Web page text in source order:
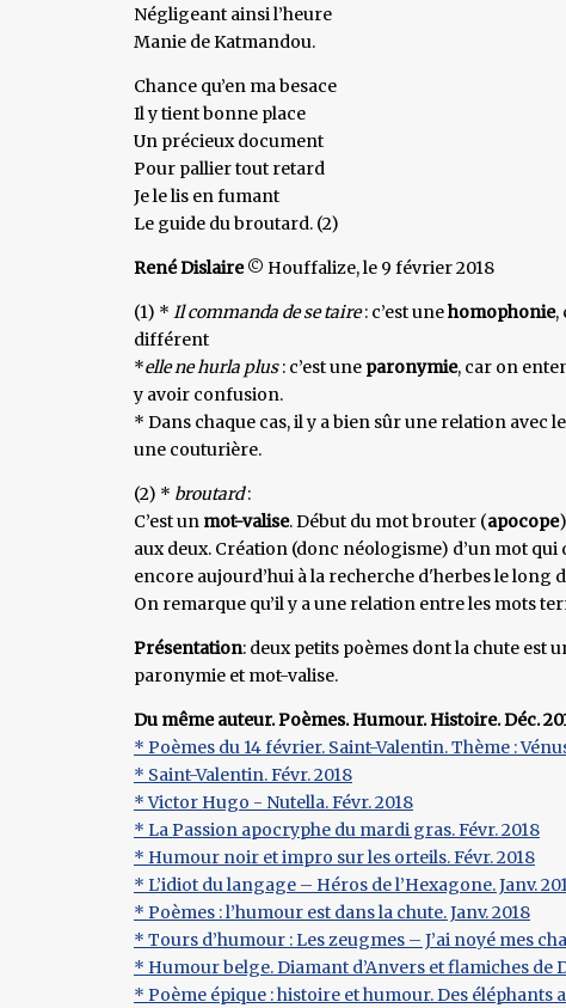
Négligeant ainsi l’heure
Manie de Katmandou.
Chance qu’en ma besace
Il y tient bonne place
Un précieux document
Pour pallier tout retard
Je le lis en fumant
Le guide du broutard. (2)
René Dislaire© Houffalize, le 9 février 2018
(1) * Il commanda de se taire: c’est unehomophonie,
différent
*elle ne hurla plus: c’est une paronymie, car on
y avoir confusion.
* Dans chaque cas, il y a bien sûr une relation avec
une couturière.
(2) * broutard:
C’est un mot-valise. Début du mot brouter (apocope
aux deux. Création (donc néologisme) d’un mot
encore aujourd’hui à la recherche d'herbes le long
On remarque qu’il y a une relation entre les mots
Présentation: deux petits poèmes dont la chute est
paronymie et mot-valise.
Du même auteur. Poèmes. Humour. Histoire. Déc.
* Poèmes du 14 février. Saint-Valentin. Thème :
* Saint-Valentin. Févr. 2018
* Victor Hugo - Nutella. Févr. 2018
* La Passion apocryphe du mardi gras. Févr. 2018
* Humour noir et impro sur les orteils. Févr. 2018
* L’idiot du langage – Héros de l’Hexagone. Janv.
* Poèmes : l’humour est dans la chute. Janv. 2018
* Tours d’humour : Les zeugmes – J’ai noyé mes
* Humour belge. Diamant d’Anvers et flamiches de
* Poème épique : histoire et humour. Des éléphants